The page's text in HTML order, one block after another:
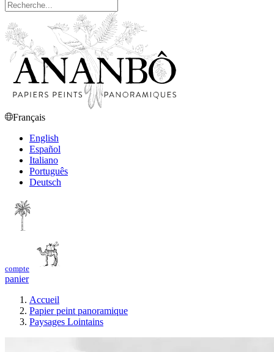
Français
English
Español
Italiano
Português
Deutsch
compte
panier
Accueil
Papier peint panoramique
Paysages Lointains